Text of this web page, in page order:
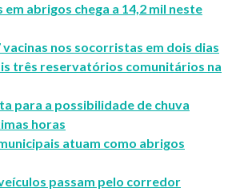
em abrigos chega a 14,2 mil neste
vacinas nos socorristas em dois dias
três reservatórios comunitários na
para a possibilidade de chuva
horas
atuam como abrigos
passam pelo corredor